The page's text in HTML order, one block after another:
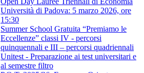
Università di Padova: 5 marzo 2026, ore
15:30
Summer School Gratuita “Premiamo le
Eccellenze” classi IV - percorsi
quinquennali e III – percorsi quadriennali
Unitest - Preparazione ai test universitari e
al semestre filtro